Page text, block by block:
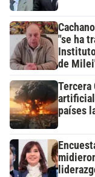
"se ha
de
países